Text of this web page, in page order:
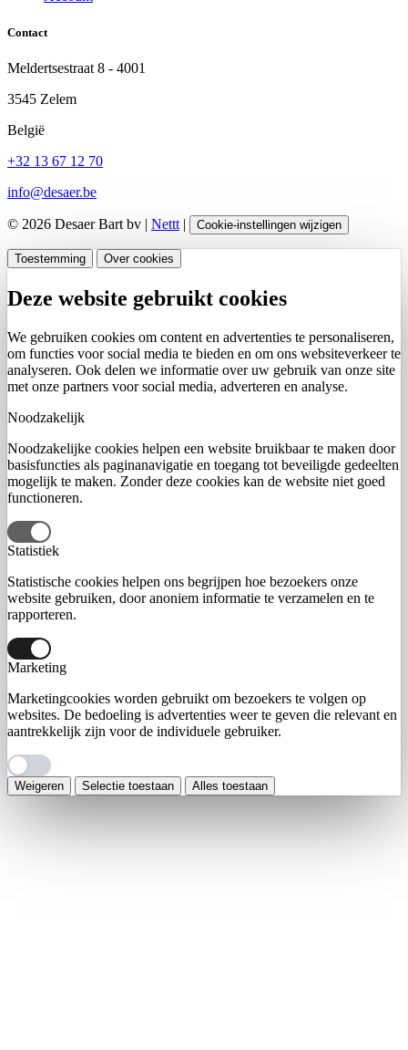
Contact
Meldertsestraat 8 - 4001
3545 Zelem
België
+32 13 67 12 70
info@desaer.be
© 2026 Desaer Bart bv | Nettt | Cookie-instellingen wijzigen
Toestemming Over cookies
Deze website gebruikt cookies
We gebruiken cookies om content en advertenties te personaliseren,
om functies voor social media te bieden en om ons websiteverkeer te
analyseren. Ook delen we informatie over uw gebruik van onze site
met onze partners voor social media, adverteren en analyse.
Noodzakelijk
Noodzakelijke cookies helpen een website bruikbaar te maken door
basisfuncties als paginanavigatie en toegang tot beveiligde gedeelten
mogelijk te maken. Zonder deze cookies kan de website niet goed
functioneren.
Statistiek
Statistische cookies helpen ons begrijpen hoe bezoekers onze
website gebruiken, door anoniem informatie te verzamelen en te
rapporteren.
Marketing
Marketingcookies worden gebruikt om bezoekers te volgen op
websites. De bedoeling is advertenties weer te geven die relevant en
aantrekkelijk zijn voor de individuele gebruiker.
Weigeren Selectie toestaan Alles toestaan